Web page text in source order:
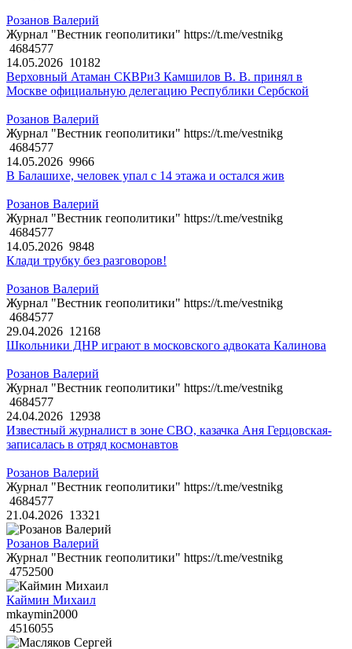
Розанов Валерий
Журнал "Вестник геополитики" https://t.me/vestnikg
4684577
14.05.2026 10182
Верховный Атаман СКВРиЗ Камшилов В. В. принял в
Москве официальную делегацию Республики Сербской
Розанов Валерий
Журнал "Вестник геополитики" https://t.me/vestnikg
4684577
14.05.2026 9966
В Балашихе, человек упал с 14 этажа и остался жив
Розанов Валерий
Журнал "Вестник геополитики" https://t.me/vestnikg
4684577
14.05.2026 9848
Клади трубку без разговоров!
Розанов Валерий
Журнал "Вестник геополитики" https://t.me/vestnikg
4684577
29.04.2026 12168
Школьники ДНР играют в московского адвоката Калинова
Розанов Валерий
Журнал "Вестник геополитики" https://t.me/vestnikg
4684577
24.04.2026 12938
Известный журналист в зоне СВО, казачка Аня Герцовская-
записалась в отряд космонавтов
Розанов Валерий
Журнал "Вестник геополитики" https://t.me/vestnikg
4684577
21.04.2026 13321
Розанов Валерий
Журнал "Вестник геополитики" https://t.me/vestnikg
4752500
Каймин Михаил
mkaymin2000
4516055